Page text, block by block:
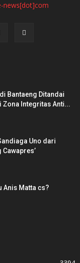
news[dot]com
Bantaeng Ditandai
Zona Integritas Anti...
Uno dari
Anis Matta cs?